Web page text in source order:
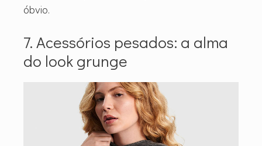
óbvio.
7. Acessórios pesados: a alma
do look grunge